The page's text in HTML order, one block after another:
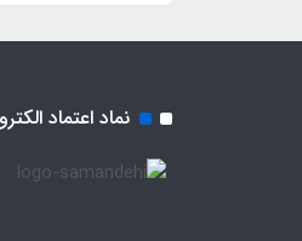
نماد اعتماد